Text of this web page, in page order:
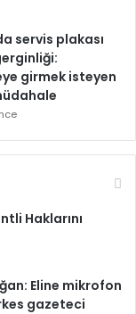
servis plakası
girmek isteyen
Haklarını
Eline mikrofon
gazeteci